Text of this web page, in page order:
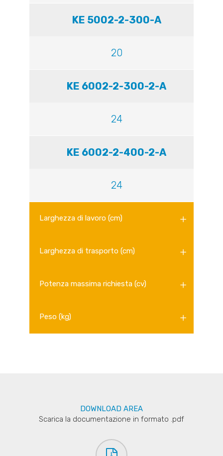
KE 5002-2-300-A
20
KE 6002-2-300-2-A
24
KE 6002-2-400-2-A
24
Larghezza di lavoro (cm)
Larghezza di trasporto (cm)
Potenza massima richiesta (cv)
Peso (kg)
DOWNLOAD AREA
Scarica la documentazione in formato .pdf